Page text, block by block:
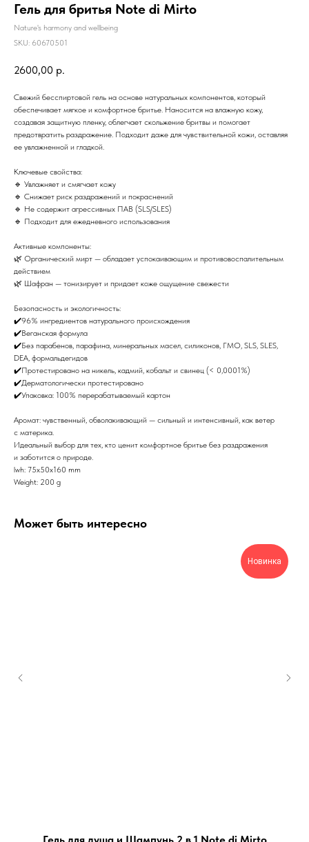
Гель для бритья Note di Mirto
Nature's harmony and wellbeing
SKU: 60670501
2600,00 р.
Свежий бесспиртовой гель на основе натуральных компонентов, который
обеспечивает мягкое и комфортное бритье. Наносится на влажную кожу,
создавая защитную пленку, облегчает скольжение бритвы и помогает
предотвратить раздражение. Подходит даже для чувствительной кожи, оставляя
ее увлажненной и гладкой.
Ключевые свойства:
🔹 Увлажняет и смягчает кожу
🔹 Снижает риск раздражений и покраснений
🔹 Не содержит агрессивных ПАВ (SLS/SLES)
🔹 Подходит для ежедневного использования
Активные компоненты:
🌿 Органический мирт — обладает успокаивающим и противовоспалительным
действием
🌿 Шафран — тонизирует и придает коже ощущение свежести
Безопасность и экологичность:
✔️96% ингредиентов натурального происхождения
✔️Веганская формула
✔️Без парабенов, парафина, минеральных масел, силиконов, ГМО, SLS, SLES,
DEA, формальдегидов
✔️Протестировано на никель, кадмий, кобальт и свинец (< 0,0001%)
✔️Дерматологически протестировано
✔️Упаковка: 100% перерабатываемый картон
Аромат: чувственный, обволакивающий — сильный и интенсивный, как ветер
с материка.
Идеальный выбор для тех, кто ценит комфортное бритье без раздражения
и заботится о природе.
lwh: 75x50x160 mm
Weight: 200 g
Может быть интересно
Новинка